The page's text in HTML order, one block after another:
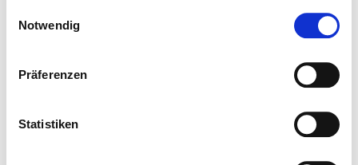
Notwendig
Präferenzen
Statistiken